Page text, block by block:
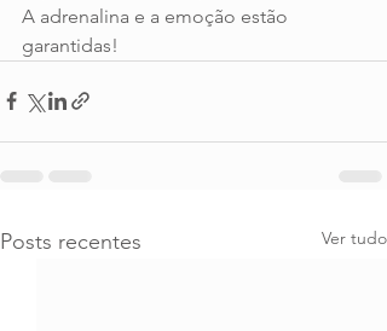
A adrenalina e a emoção estão
garantidas!
Posts recentes Ver tudo